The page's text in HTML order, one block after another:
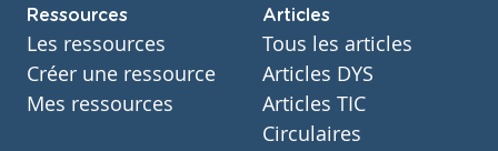
Ressources
Les ressources
Créer une ressource
Mes ressources
Articles
Tous les articles
Articles DYS
Articles TIC
Circulaires